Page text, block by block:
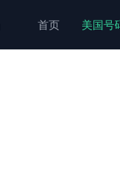
首页 美国号